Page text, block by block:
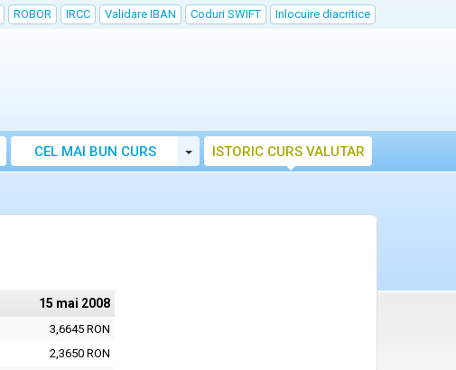
ROBOR IRCC Validare IBAN Coduri SWIFT Inlocuire diacritice
CEL MAI BUN CURS Toggle Dropdown
ISTORIC CURS VALUTAR
15 mai 2008
3,6645 RON
2,3650 RON